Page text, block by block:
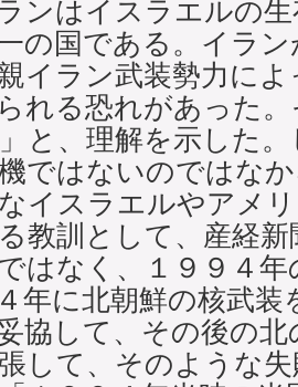
ンはイスラエルの
の国である。イラ
イラン武装勢力に
れる恐れがあった
と、理解を示した
ではないのではな
イスラエルやアメ
教訓として、産経
はなく、１９９４
年に北朝鮮の核武
協して、その後の
して、そのような